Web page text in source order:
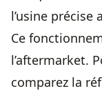
l’usine
Ce
l’aftermarket.
comparez la